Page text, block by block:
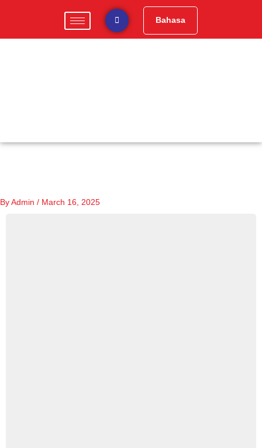
Bahasa
By Admin / March 16, 2025